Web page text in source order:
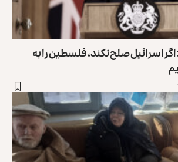
اگر اسرائیل صلح نکند، فلسطین را به